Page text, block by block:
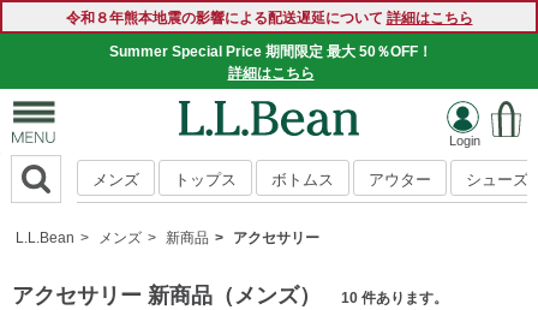
令和８年熊本地震の影響による配送遅延について 詳細はこちら
Summer Special Price 期間限定 最大 50％OFF！
詳細はこちら
メンズ トップス ボトムス アウター シューズ
L.L.Bean メンズ 新商品 アクセサリー
アクセサリー 新商品（メンズ） 10 件あります。